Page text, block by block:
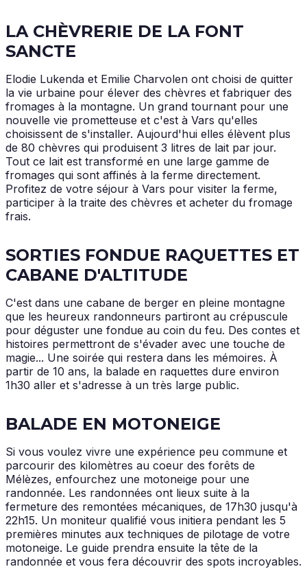
LA CHÈVRERIE DE LA FONT
SANCTE
Elodie Lukenda et Emilie Charvolen ont choisi de quitter
la vie urbaine pour élever des chèvres et fabriquer des
fromages à la montagne. Un grand tournant pour une
nouvelle vie prometteuse et c'est à Vars qu'elles
choisissent de s'installer. Aujourd'hui elles élèvent plus
de 80 chèvres qui produisent 3 litres de lait par jour.
Tout ce lait est transformé en une large gamme de
fromages qui sont affinés à la ferme directement.
Profitez de votre séjour à Vars pour visiter la ferme,
participer à la traite des chèvres et acheter du fromage
frais.
SORTIES FONDUE RAQUETTES ET
CABANE D'ALTITUDE
C'est dans une cabane de berger en pleine montagne
que les heureux randonneurs partiront au crépuscule
pour déguster une fondue au coin du feu. Des contes et
histoires permettront de s'évader avec une touche de
magie... Une soirée qui restera dans les mémoires. À
partir de 10 ans, la balade en raquettes dure environ
1h30 aller et s'adresse à un très large public.
BALADE EN MOTONEIGE
Si vous voulez vivre une expérience peu commune et
parcourir des kilomètres au coeur des forêts de
Mélèzes, enfourchez une motoneige pour une
randonnée. Les randonnées ont lieux suite à la
fermeture des remontées mécaniques, de 17h30 jusqu'à
22h15. Un moniteur qualifié vous initiera pendant les 5
premières minutes aux techniques de pilotage de votre
motoneige. Le guide prendra ensuite la tête de la
randonnée et vous fera découvrir des spots incroyables.